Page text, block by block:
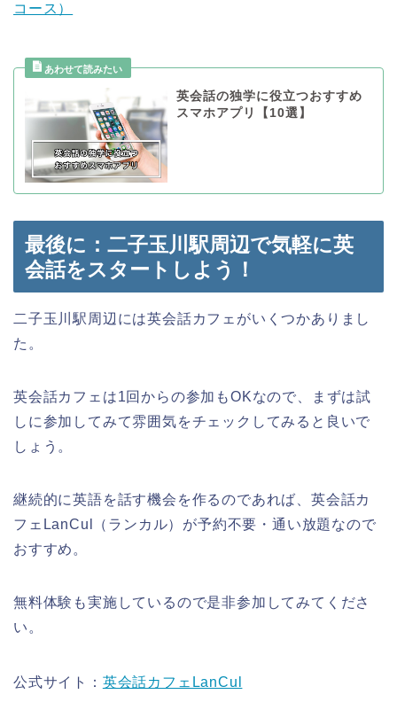
コース）
英会話の独学に役立つおすすめ
スマホアプリ【10選】
最後に：二子玉川駅周辺で気軽に英
会話をスタートしよう！
二子玉川駅周辺には英会話カフェがいくつかありまし
た。
英会話カフェは1回からの参加もOKなので、まずは試
しに参加してみて雰囲気をチェックしてみると良いで
しょう。
継続的に英語を話す機会を作るのであれば、英会話カ
フェLanCul（ランカル）が予約不要・通い放題なので
おすすめ。
無料体験も実施しているので是非参加してみてくださ
い。
公式サイト： 英会話カフェLanCul